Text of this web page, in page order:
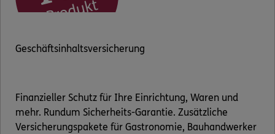
Log-in
Geschäftsinhaltsversicherung
Finanzieller Schutz für Ihre Einrichtung, Waren und
mehr. Rundum Sicherheits-Garantie. Zusätzliche
Versicherungspakete für Gastronomie, Bauhandwerker